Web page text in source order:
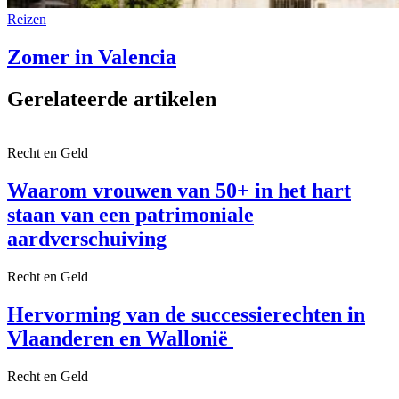
Reizen
Zomer in Valencia
Gerelateerde artikelen
Recht en Geld
Waarom vrouwen van 50+ in het hart
staan van een patrimoniale
aardverschuiving
Recht en Geld
Hervorming van de successierechten in
Vlaanderen en Wallonië
Recht en Geld